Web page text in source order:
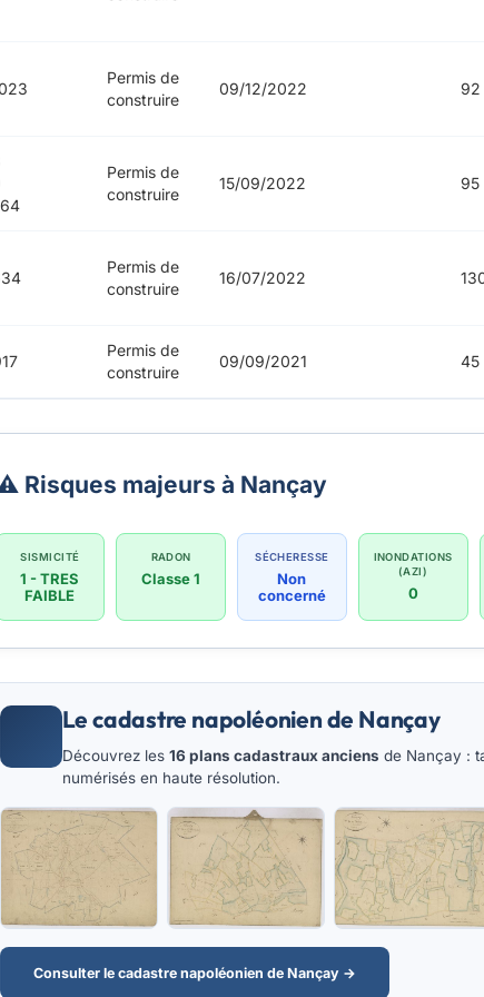
Permis de
construire
09/12/2022 92
Permis de
construire
15/09/2022 95
Permis de
construire
16/07/2022
Permis de
construire
09/09/2021 45
Risques majeurs à Nançay
SISMICITÉ
1 - TRES
FAIBLE
RADON
Classe 1
SÉCHERESSE
Non
concerné
INONDATIONS
(AZI)
0
Le cadastre napoléonien de Nançay
Découvrez les 16 plans cadastraux anciens de Nançay :
numérisés en haute résolution.
Consulter le cadastre napoléonien de Nançay →